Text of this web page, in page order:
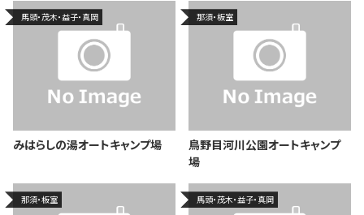
馬頭・茂木・益子・真岡
みはらしの湯オートキャンプ場
那須・板室
鳥野目河川公園オートキャンプ
場
那須・板室 馬頭・茂木・益子・真岡